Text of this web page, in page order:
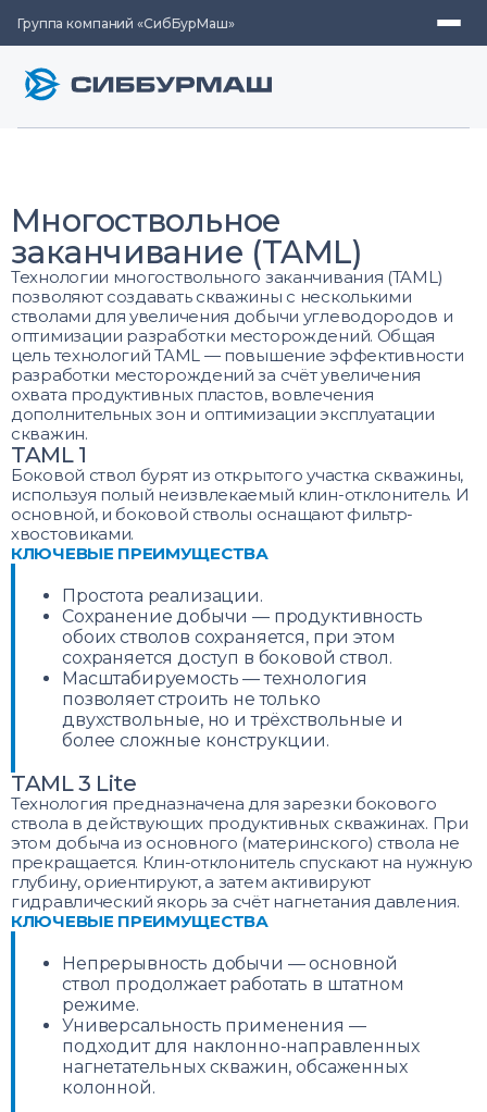
Группа компаний «СибБурМаш»
Многоствольное
заканчивание (TAML)
Технологии многоствольного заканчивания (TAML)
позволяют создавать скважины с несколькими
стволами для увеличения добычи углеводородов и
оптимизации разработки месторождений. Общая
цель технологий TAML — повышение эффективности
разработки месторождений за счёт увеличения
охвата продуктивных пластов, вовлечения
дополнительных зон и оптимизации эксплуатации
скважин.
TAML 1
Боковой ствол бурят из открытого участка скважины,
используя полый неизвлекаемый клин-отклонитель. И
основной, и боковой стволы оснащают фильтр-
хвостовиками.
КЛЮЧЕВЫЕ ПРЕИМУЩЕСТВА
Простота реализации.
Сохранение добычи — продуктивность
обоих стволов сохраняется, при этом
сохраняется доступ в боковой ствол.
Масштабируемость — технология
позволяет строить не только
двухствольные, но и трёхствольные и
более сложные конструкции.
TAML 3 Lite
Технология предназначена для зарезки бокового
ствола в действующих продуктивных скважинах. При
этом добыча из основного (материнского) ствола не
прекращается. Клин-отклонитель спускают на нужную
глубину, ориентируют, а затем активируют
гидравлический якорь за счёт нагнетания давления.
КЛЮЧЕВЫЕ ПРЕИМУЩЕСТВА
Непрерывность добычи — основной
ствол продолжает работать в штатном
режиме.
Универсальность применения —
подходит для наклонно-направленных
нагнетательных скважин, обсаженных
колонной.